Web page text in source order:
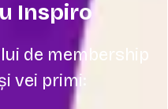
Inspiro
de membership
vei primi: